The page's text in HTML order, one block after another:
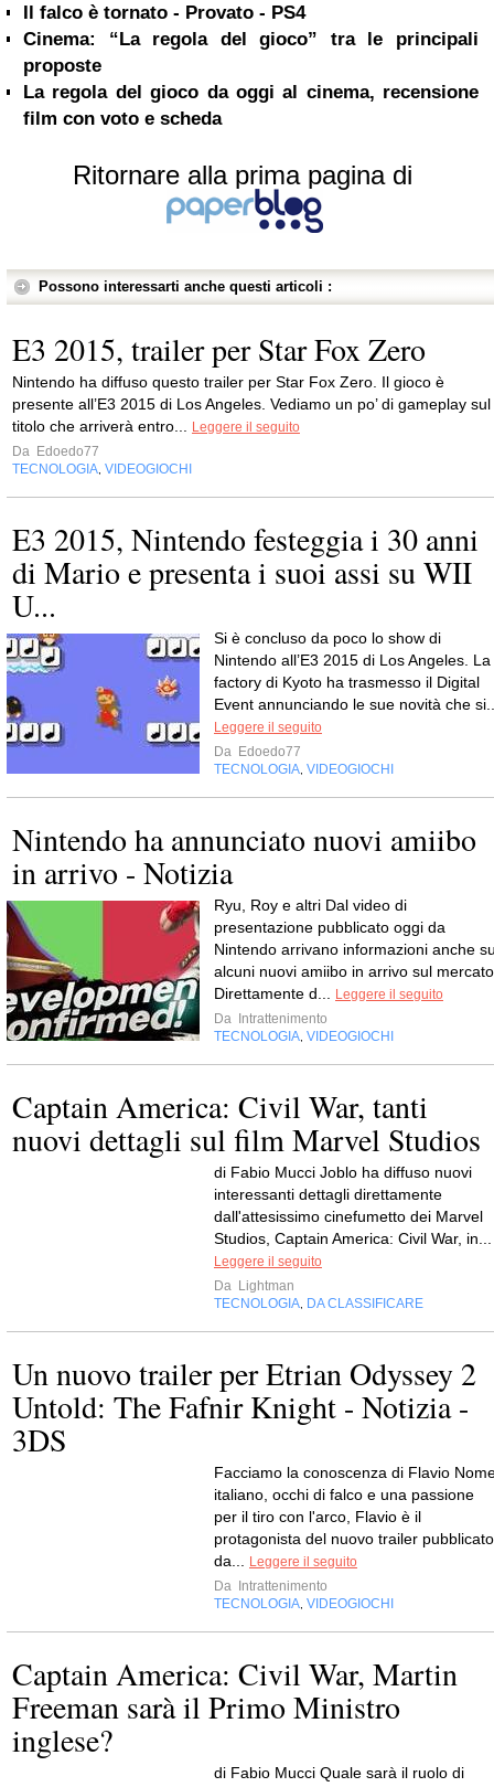
Il falco è tornato - Provato - PS4
Cinema: “La regola del gioco” tra le principali
proposte
La regola del gioco da oggi al cinema, recensione
film con voto e scheda
Ritornare alla prima pagina di
Possono interessarti anche questi articoli :
E3 2015, trailer per Star Fox Zero
Nintendo ha diffuso questo trailer per Star Fox Zero. Il gioco è
presente all’E3 2015 di Los Angeles. Vediamo un po’ di gameplay sul
titolo che arriverà entro...
Leggere il seguito
Da Edoedo77
TECNOLOGIA VIDEOGIOCHI
E3 2015, Nintendo festeggia i 30 anni
di Mario e presenta i suoi assi su WII
U...
Si è concluso da poco lo show di
Nintendo all’E3 2015 di Los Angeles. La
factory di Kyoto ha trasmesso il Digital
Event annunciando le sue novità che
Leggere il seguito
Da Edoedo77
TECNOLOGIA VIDEOGIOCHI
Nintendo ha annunciato nuovi amiibo
in arrivo - Notizia
Ryu, Roy e altri Dal video di
presentazione pubblicato oggi da
Nintendo arrivano informazioni anche
alcuni nuovi amiibo in arrivo sul
Direttamente d...
Leggere il seguito
Da
Intrattenimento
TECNOLOGIA VIDEOGIOCHI
Captain America: Civil War, tanti
nuovi dettagli sul film Marvel Studios
di Fabio Mucci Joblo ha diffuso nuovi
interessanti dettagli direttamente
dall'attesissimo cinefumetto dei Marvel
Studios, Captain America: Civil War, in...
Leggere il seguito
Da Lightman
TECNOLOGIA DA CLASSIFICARE
Un nuovo trailer per Etrian Odyssey 2
Untold: The Fafnir Knight - Notizia -
3DS
Facciamo la conoscenza di Flavio
italiano, occhi di falco e una passione
per il tiro con l'arco, Flavio è il
protagonista del nuovo trailer pubblicato
da...
Leggere il seguito
Da
Intrattenimento
TECNOLOGIA VIDEOGIOCHI
Captain America: Civil War, Martin
Freeman sarà il Primo Ministro
inglese?
di Fabio Mucci Quale sarà il ruolo di